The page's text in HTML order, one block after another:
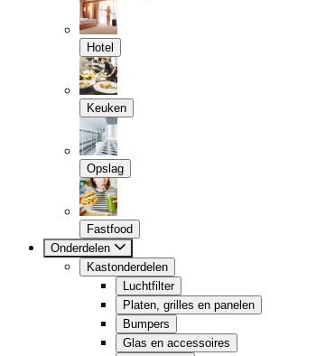
Hotel
Keuken
Opslag
Fastfood
Onderdelen
Kastonderdelen
Luchtfilter
Platen, grilles en panelen
Bumpers
Glas en accessoires